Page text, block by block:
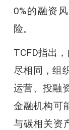
0%的融资
险。
TCFD指出
尽相同，组
运营、投融
金融机构可
与碳相关资